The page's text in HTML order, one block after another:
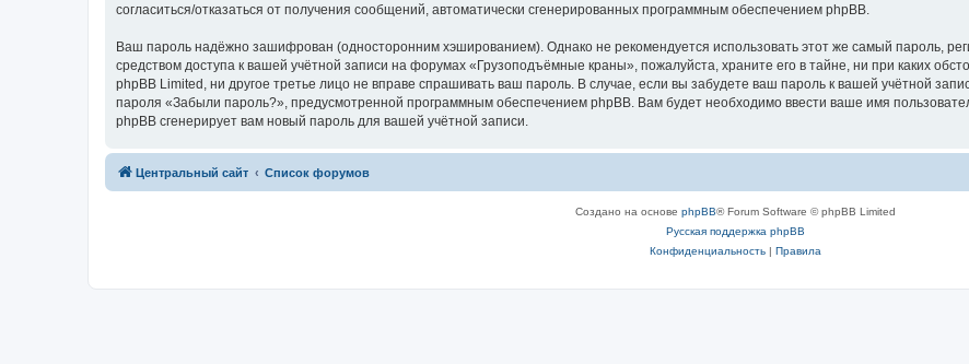
согласиться/отказаться от получения сообщений, автоматически сгенерированных программным обеспечением phpBB.
Ваш пароль надёжно зашифрован (односторонним хэшированием). Однако не рекомендуется использовать этот же самый пароль,
средством доступа к вашей учётной записи на форумах «Грузоподъёмные краны», пожалуйста, храните его в тайне, ни при каких
phpBB Limited, ни другое третье лицо не вправе спрашивать ваш пароль. В случае, если вы забудете ваш пароль к вашей учётной
пароля «Забыли пароль?», предусмотренной программным обеспечением phpBB. Вам будет необходимо ввести ваше имя
phpBB сгенерирует вам новый пароль для вашей учётной записи.
Центральный сайт Список форумов
Создано на основе phpBB® Forum Software © phpBB Limited
Русская поддержка phpBB
Конфиденциальность| Правила